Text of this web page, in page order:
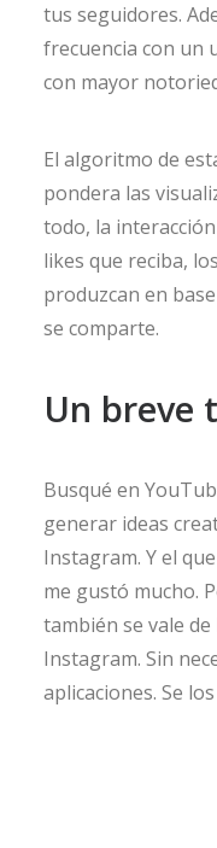
tus seguidores.
frecuencia con un
con mayor
El algoritmo de
pondera las
todo, la
likes que reciba,
produzcan en
se comparte.
Un breve
Busqué en
generar ideas
Instagram. Y el
me gustó mucho.
también se vale
Instagram. Sin
aplicaciones. Se